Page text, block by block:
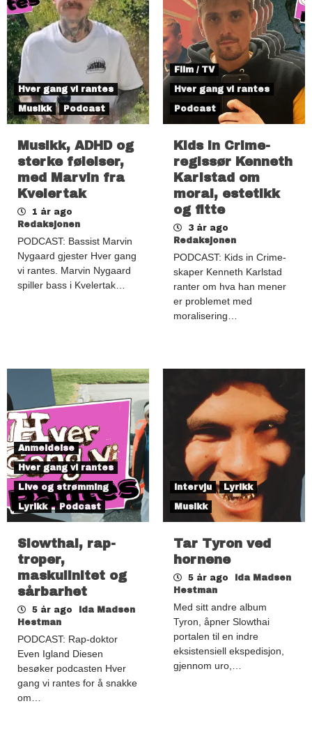
Hver gang vi rantes
Musikk
Podcast
Musikk, ADHD og
sterke følelser,
med Marvin fra
Kvelertak
1 år ago
Redaksjonen
PODCAST: Bassist Marvin
Nygaard gjester Hver gang
vi rantes. Marvin Nygaard
spiller bass i Kvelertak…
Film / TV
Hver gang vi rantes
Podcast
Kids in Crime-
regissør Kenneth
Karlstad om
moral, estetikk
og fitte
3 år ago
Redaksjonen
PODCAST: Kids in Crime-
skaper Kenneth Karlstad
ranter om hva han mener
er problemet med
moralisering…
Anmeldelse
Hver gang vi rantes
Live og strømming
Lyrikk
Podcast
Slowthai, rap-
troper,
maskulinitet og
sårbarhet
5 år ago
Ida Madsen
Hestman
PODCAST: Rap-doktor
Even Igland Diesen
besøker podcasten Hver
gang vi rantes for å snakke
om…
Intervju
Lyrikk
Musikk
Tar Tyron ved
hornene
5 år ago
Ida Madsen
Hestman
Med sitt andre album
Tyron, åpner Slowthai
portalen til en indre
eksistensiell ekspedisjon,
gjennom uro,…